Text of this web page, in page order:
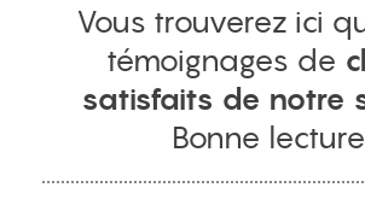
Vous trouverez ici
témoignages de
satisfaits de notre
Bonne